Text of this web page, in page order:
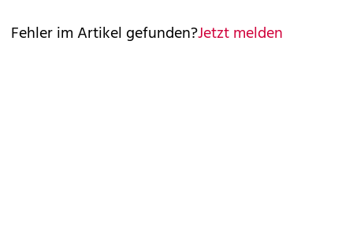
Fehler im Artikel gefunden?Jetzt melden